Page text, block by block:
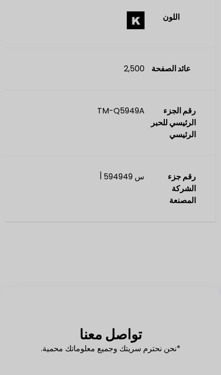
اللون
عائد الصفحة 2,500
رقم الجزء
الرئيسي للحبر
الرئيسي
TM-Q5949A
رقم جزء
الشركة
المصنعة
س 594949 أ
تواصل معنا
*نحن نحترم سريتك وجميع معلوماتك محمية.